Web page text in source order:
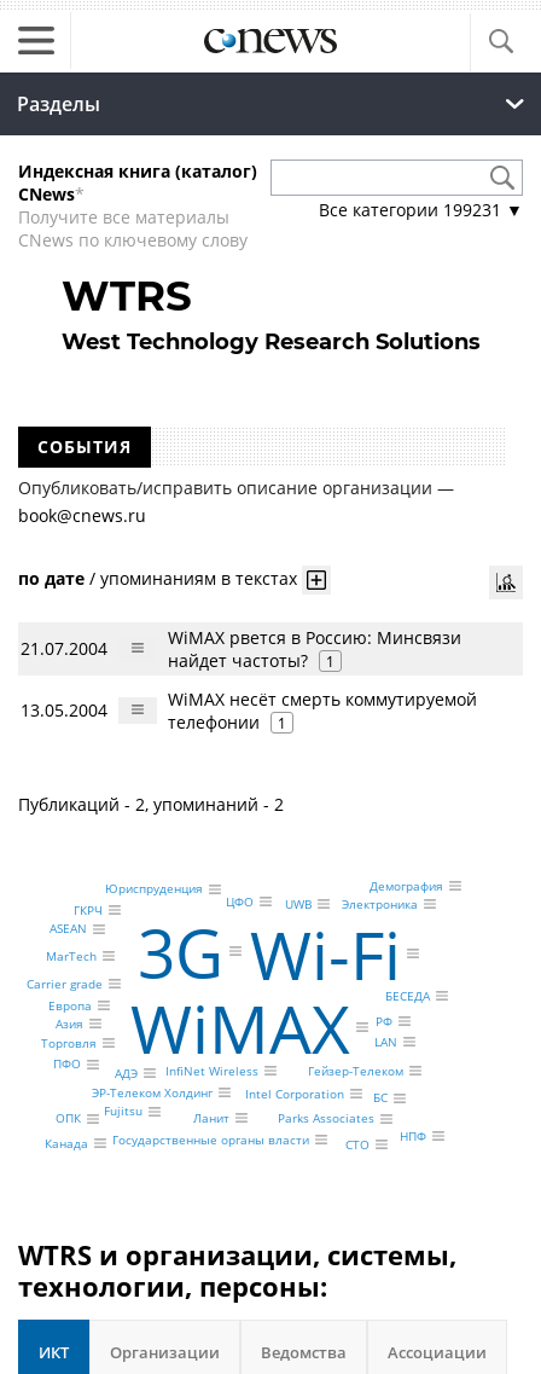
Разделы
Индексная книга (каталог)
CNews*
Получите все материалы
CNews по ключевому слову
Все категории 199231 ▼
WTRS
West Technology Research Solutions
СОБЫТИЯ
Опубликовать/исправить описание организации —
book@cnews.ru
по дате / упоминаниям в текстах
21.07.2004
WiMAX рвется в Россию: Минсвязи
найдет частоты?
1
13.05.2004
WiMAX несёт смерть коммутируемой
телефонии
1
Публикаций - 2, упоминаний - 2
WiMAX
Wi-Fi
3G
InfiNet Wireless
ЭР-Телеком Холдинг
Intel Corporation
Гейзер-Телеком
Fujitsu Ланит Parks Associates
ГКРЧ
АДЭ
ASEAN
MarTech
Электроника
БС
UWB
LAN
Carrier grade
Европа
Азия
ЦФО
РФ
ПФО
Канада Государственные органы власти
ОПК
НПФ
Юриспруденция Демография
Торговля
CTO
БЕСЕДА
WTRS и организации, системы,
технологии, персоны:
ИКТ Организации Ведомства Ассоциации